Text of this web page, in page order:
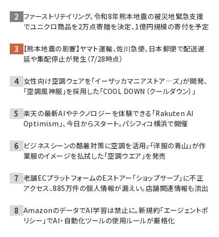
ファーストリテイリング、令和8年熊本地震の被災地緊急支援
でユニクロ商品を2万点寄贈を決定、1億円規模の寄付を予定
【熊本地震の影響】ヤマト運輸、佐川急便、日本郵便で配送遅
延や集配停止が発生（7/28時点）
女性向け空調ウェアを「イーザッカマニアストア―ズ」が開発、
「空調風神服」を採用した「COOL DOWN（クールダウン）」
楽天の最新AIやテクノロジーを体験できる「Rakuten AI
Optimism」、今日からスタート。パシフィコ横浜で開催
ビジネスシーンの酷暑対策に空調を活用――。「洋服の青山」が作
業服のイメージを払拭した「空調ウエア」を発売
老舗ECプラットフォームのEストアー「ショップサーブ」に不正
アクセス、885万件の個人情報が漏えい。店舗関連情報も流出
AmazonのデータでAI学習は禁止に。新規約「エージェントポ
リシー」でAI・自動化ツールの使用ルールが厳格化